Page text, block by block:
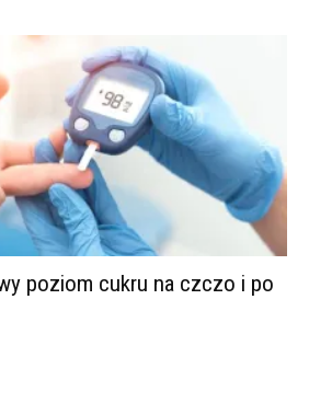
poziom cukru na czczo i po